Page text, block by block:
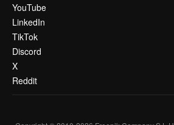
YouTube
LinkedIn
TikTok
Discord
X
Reddit